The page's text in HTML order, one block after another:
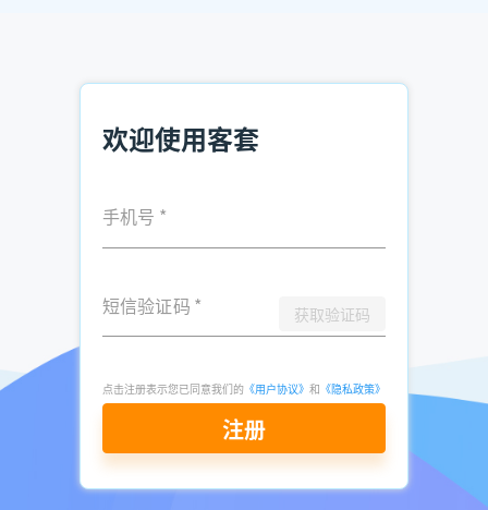
多一种可能性吧。
企业电话查询方法 市面高效软件推荐
电销精准客户资源在哪买 电销找客户资源
发表于
点击立即申请免费试用
欢迎使用客套
手机号 *
短信验证码 * 获取验证码
点击注册表示您已同意我们的 《用户协议》 和 《隐私政策》
注册